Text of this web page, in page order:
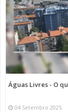
Águas Livres - O
04 Setembro 2025